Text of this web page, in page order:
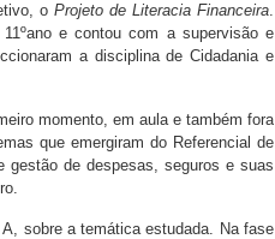
o Projeto de Literacia Financeira.
e contou com a supervisão e
a disciplina de Cidadania e
momento, em aula e também fora
que emergiram do Referencial de
gestão de despesas, seguros e suas
sobre a temática estudada. Na fase